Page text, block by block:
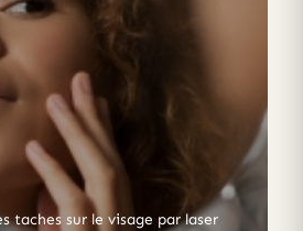
taches sur le visage par laser